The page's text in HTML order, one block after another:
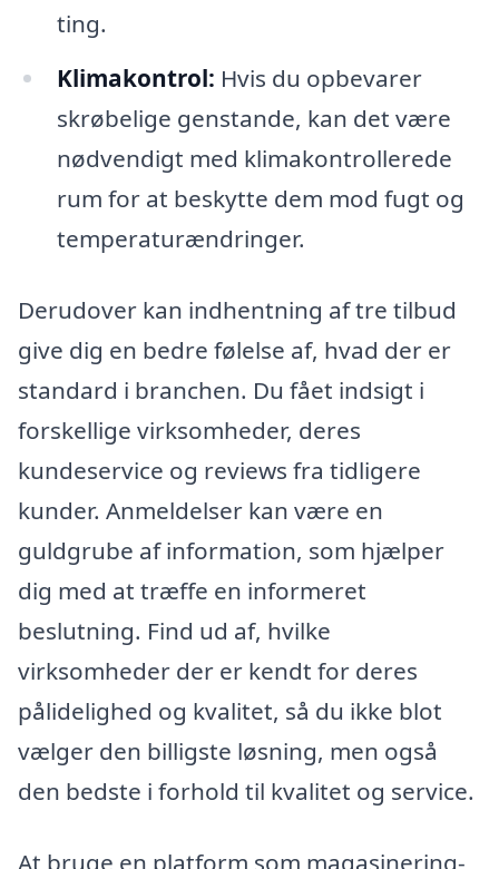
ting.
Klimakontrol: Hvis du opbevarer
skrøbelige genstande, kan det være
nødvendigt med klimakontrollerede
rum for at beskytte dem mod fugt og
temperaturændringer.
Derudover kan indhentning af tre tilbud
give dig en bedre følelse af, hvad der er
standard i branchen. Du fået indsigt i
forskellige virksomheder, deres
kundeservice og reviews fra tidligere
kunder. Anmeldelser kan være en
guldgrube af information, som hjælper
dig med at træffe en informeret
beslutning. Find ud af, hvilke
virksomheder der er kendt for deres
pålidelighed og kvalitet, så du ikke blot
vælger den billigste løsning, men også
den bedste i forhold til kvalitet og service.
At bruge en platform som magasinering-